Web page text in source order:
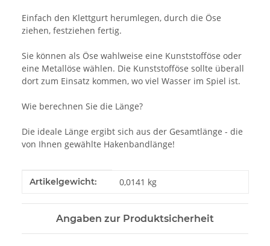
Einfach den Klettgurt herumlegen, durch die Öse
ziehen, festziehen fertig.
Sie können als Öse wahlweise eine Kunststofföse oder
eine Metallöse wählen. Die Kunststofföse sollte überall
dort zum Einsatz kommen, wo viel Wasser im Spiel ist.
Wie berechnen Sie die Länge?
Die ideale Länge ergibt sich aus der Gesamtlänge - die
von Ihnen gewählte Hakenbandlänge!
Produkteigenschaft
Wert
Artikelgewicht: 0,0141 kg
Angaben zur Produktsicherheit